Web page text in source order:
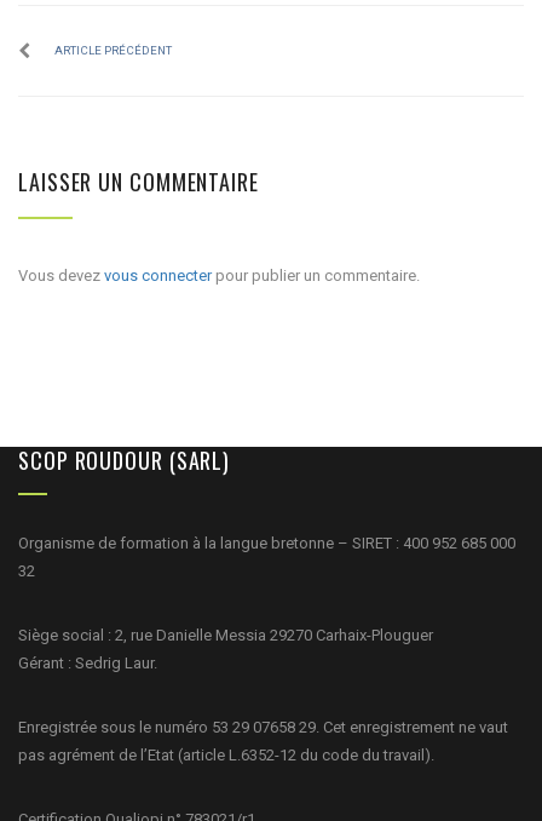
ARTICLE PRÉCÉDENT
LAISSER UN COMMENTAIRE
Vous devez vous connecterpour publier un commentaire.
SCOP ROUDOUR (SARL)
Organisme de formation à la langue bretonne – SIRET : 400 952 685 000
32
Siège social : 2, rue Danielle Messia 29270 Carhaix-Plouguer
Gérant : Sedrig Laur.
Enregistrée sous le numéro 53 29 07658 29. Cet enregistrement ne vaut
pas agrément de l’Etat (article L.6352-12 du code du travail).